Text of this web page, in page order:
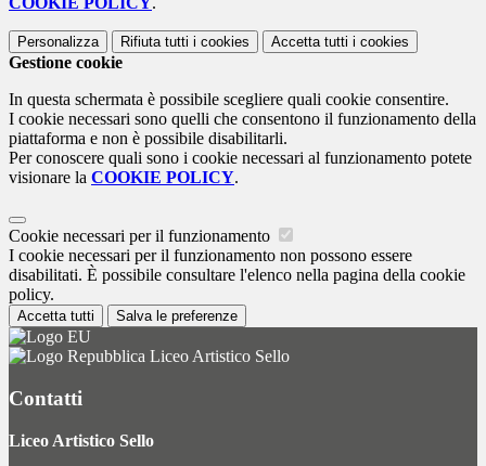
Personalizza Rifiuta tutti i cookies Accetta tutti i cookies
Gestione cookie
In questa schermata è possibile scegliere quali cookie consentire.
I cookie necessari sono quelli che consentono il funzionamento della
piattaforma e non è possibile disabilitarli.
Per conoscere quali sono i cookie necessari al funzionamento potete
visionare la COOKIE POLICY.
Cookie necessari per il funzionamento
I cookie necessari per il funzionamento non possono essere
disabilitati. È possibile consultare l'elenco nella pagina della cookie
policy.
Accetta tutti Salva le preferenze
Liceo Artistico Sello
Contatti
Liceo Artistico Sello